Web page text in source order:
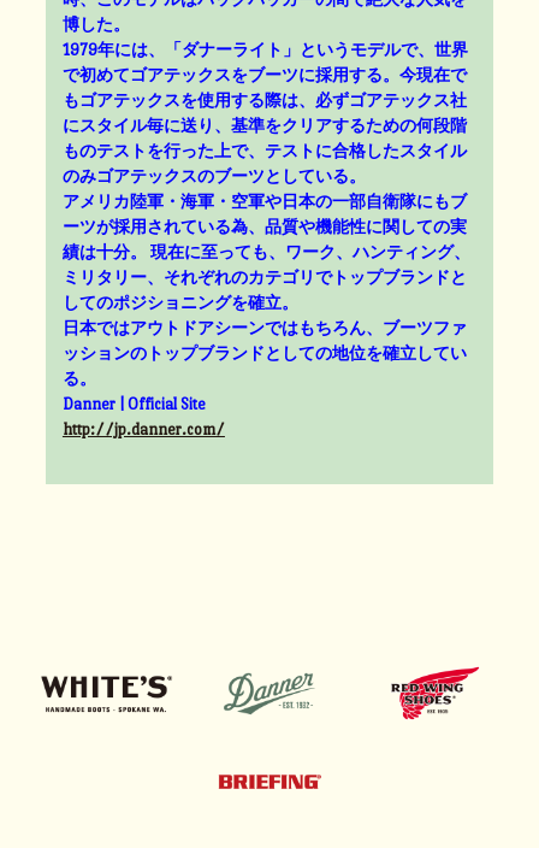
博した。
1979年には、「ダナーライト」というモデルで、世界
で初めてゴアテックスをブーツに採用する。今現在で
もゴアテックスを使用する際は、必ずゴアテックス社
にスタイル毎に送り、基準をクリアするための何段階
ものテストを行った上で、テストに合格したスタイル
のみゴアテックスのブーツとしている。
アメリカ陸軍・海軍・空軍や日本の一部自衛隊にもブ
ーツが採用されている為、品質や機能性に関しての実
績は十分。 現在に至っても、ワーク、ハンティング、
ミリタリー、それぞれのカテゴリでトップブランドと
してのポジショニングを確立。
日本ではアウトドアシーンではもちろん、ブーツファ
ッションのトップブランドとしての地位を確立してい
る。
Danner | Official Site
http://jp.danner.com/